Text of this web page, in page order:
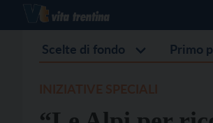
Scelte di fondo Primo